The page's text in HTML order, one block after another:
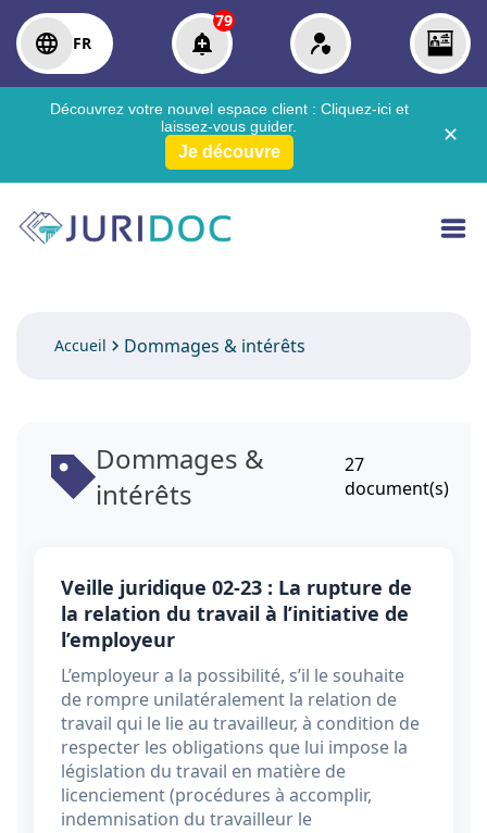
FR
79
Découvrez votre nouvel espace client : Cliquez-ici et
laissez-vous guider.
Je découvre
✕
Accueil Dommages & intérêts
Dommages &
intérêts
27
document(s)
Veille juridique 02-23 : La rupture de
la relation du travail à l’initiative de
l’employeur
L’employeur a la possibilité, s’il le souhaite
de rompre unilatéralement la relation de
travail qui le lie au travailleur, à condition de
respecter les obligations que lui impose la
législation du travail en matière de
licenciement (procédures à accomplir,
indemnisation du travailleur le